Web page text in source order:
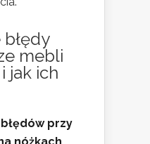
mebli
jak ich
przy